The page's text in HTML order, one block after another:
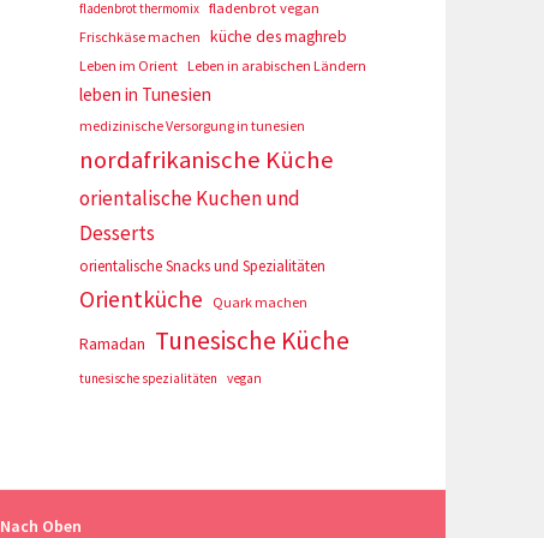
fladenbrot thermomix fladenbrot vegan
Frischkäse machen küche des maghreb
Leben im Orient Leben in arabischen Ländern
leben in Tunesien
medizinische Versorgung in tunesien
nordafrikanische Küche
orientalische Kuchen und
Desserts
orientalische Snacks und Spezialitäten
Orientküche Quark machen
Ramadan Tunesische Küche
tunesische spezialitäten vegan
Nach Oben